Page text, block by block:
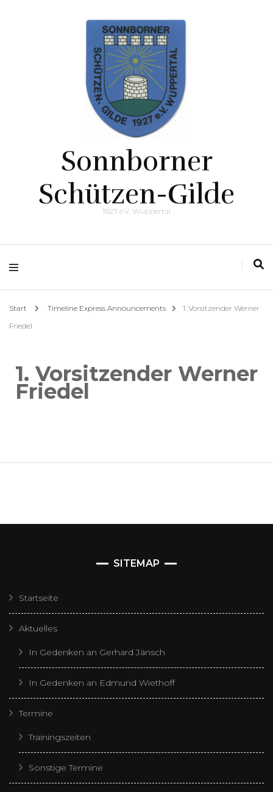
Sonnborner
Schützen-Gilde
1927 e.V. Wuppertal
Start Timeline Express Announcements
1. Vorsitzender Werner
Friedel
1. Vorsitzender Werner
Friedel
SITEMAP
Startseite
Aktuelles
In Gedenken an Gerhard Jänsch
In Gedenken an Edmund Wiethoff
Termine
Trainingszeiten
Sonstige Termine